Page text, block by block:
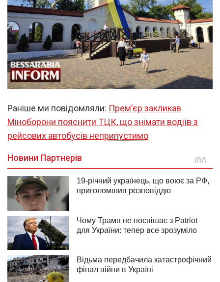
Раніше ми повідомляли: Прем’єр закликав
Міноборони пояснити ТЦК, що знімати водіїв з
рейсових автобусів неприпустимо